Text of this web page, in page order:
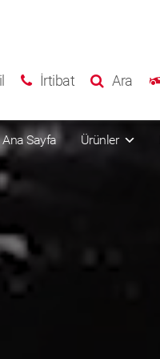
İrtibat Ara
Ana Sayfa Ürünler